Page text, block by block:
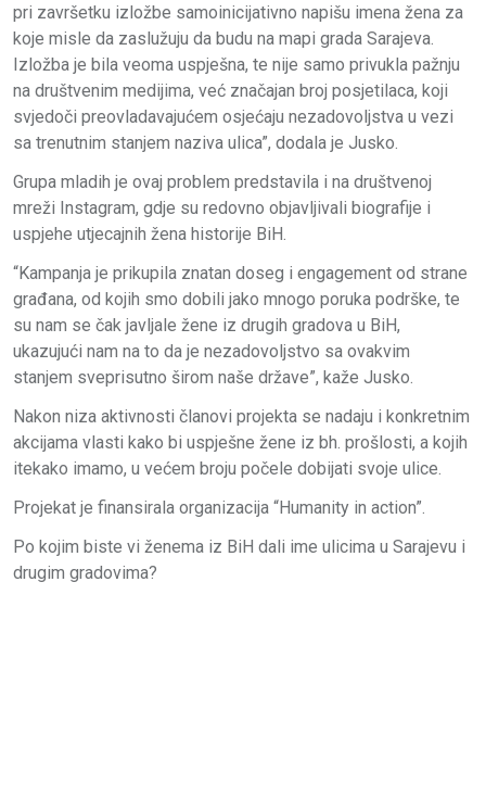
pri završetku izložbe samoinicijativno napišu imena žena za
koje misle da zaslužuju da budu na mapi grada Sarajeva.
Izložba je bila veoma uspješna, te nije samo privukla pažnju
na društvenim medijima, već značajan broj posjetilaca, koji
svjedoči preovladavajućem osjećaju nezadovoljstva u vezi
sa trenutnim stanjem naziva ulica”, dodala je Jusko.
Grupa mladih je ovaj problem predstavila i na društvenoj
mreži Instagram, gdje su redovno objavljivali biografije i
uspjehe utjecajnih žena historije BiH.
“Kampanja je prikupila znatan doseg i engagement od strane
građana, od kojih smo dobili jako mnogo poruka podrške, te
su nam se čak javljale žene iz drugih gradova u BiH,
ukazujući nam na to da je nezadovoljstvo sa ovakvim
stanjem sveprisutno širom naše države”, kaže Jusko.
Nakon niza aktivnosti članovi projekta se nadaju i konkretnim
akcijama vlasti kako bi uspješne žene iz bh. prošlosti, a kojih
itekako imamo, u većem broju počele dobijati svoje ulice.
Projekat je finansirala organizacija “Humanity in action”.
Po kojim biste vi ženema iz BiH dali ime ulicima u Sarajevu i
drugim gradovima?